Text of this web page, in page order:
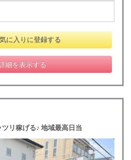
に入りに登録する
細を表示する
リ稼げる♪ 地域最高日当